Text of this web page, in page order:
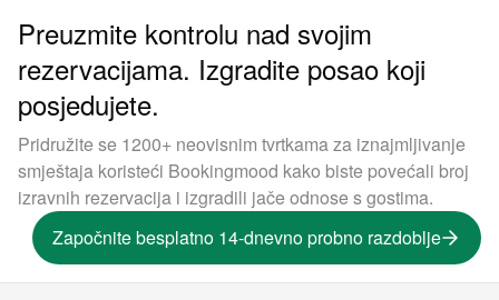
Preuzmite kontrolu nad svojim
rezervacijama. Izgradite posao koji
posjedujete.
Pridružite se 1200+ neovisnim tvrtkama za iznajmljivanje
smještaja koristeći Bookingmood kako biste povećali broj
izravnih rezervacija i izgradili jače odnose s gostima.
Započnite besplatno 14-dnevno probno razdoblje